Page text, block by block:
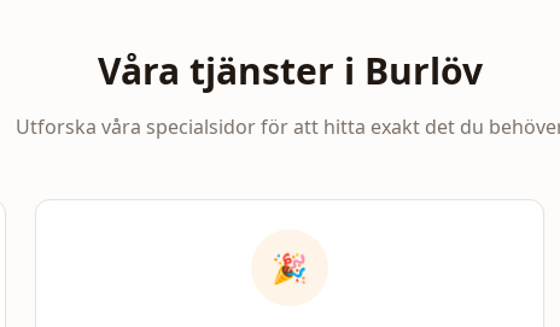
Våra tjänster i Burlöv
Utforska våra specialsidor för att hitta exakt det du
🎉